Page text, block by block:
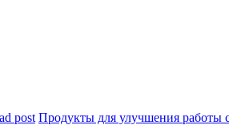
Продукты для улучшения работы